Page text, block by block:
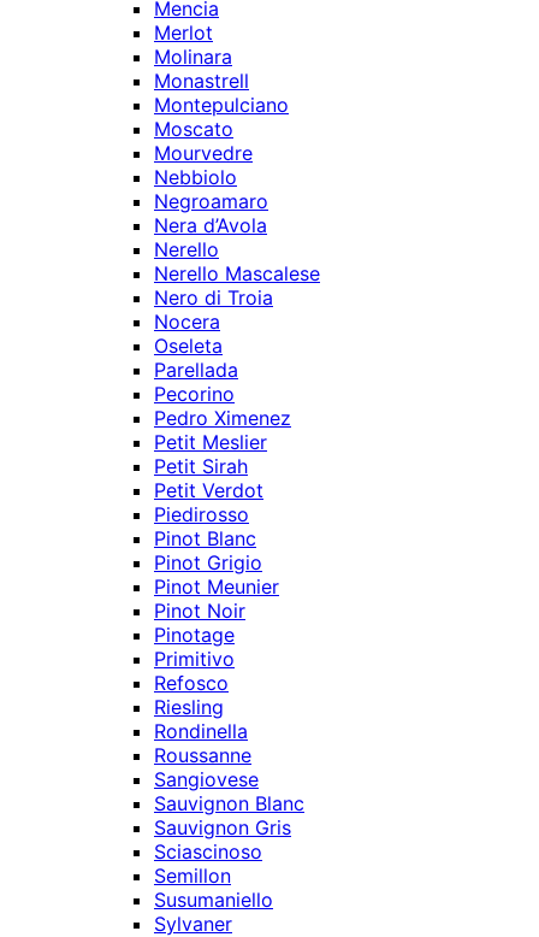
Mencia
Merlot
Molinara
Monastrell
Montepulciano
Moscato
Mourvedre
Nebbiolo
Negroamaro
Nera d’Avola
Nerello
Nerello Mascalese
Nero di Troia
Nocera
Oseleta
Parellada
Pecorino
Pedro Ximenez
Petit Meslier
Petit Sirah
Petit Verdot
Piedirosso
Pinot Blanc
Pinot Grigio
Pinot Meunier
Pinot Noir
Pinotage
Primitivo
Refosco
Riesling
Rondinella
Roussanne
Sangiovese
Sauvignon Blanc
Sauvignon Gris
Sciascinoso
Semillon
Susumaniello
Sylvaner